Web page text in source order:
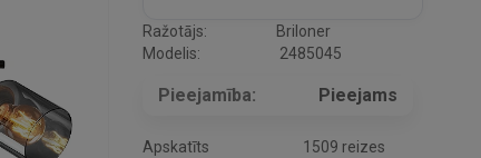
Ražotājs:
Briloner
Modelis:
2485045
Pieejamība: Pieejams
Apskatīts 1509 reizes